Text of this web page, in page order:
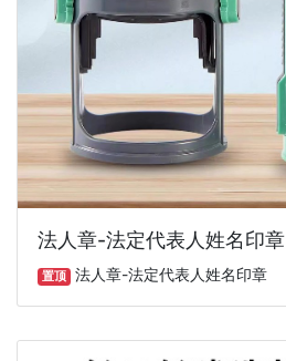
法人章-法定代表人姓名印章
置顶 法人章-法定代表人姓名印章